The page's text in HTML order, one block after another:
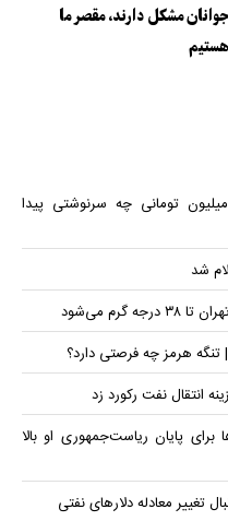
جوانان مشکل دارند، مقصر ما
هستیم
میلیون تومانی چه سرنوشتی پیدا
شد
انتقال نفت رکورد زد
پایان ریاست‌جمهوری او بالا